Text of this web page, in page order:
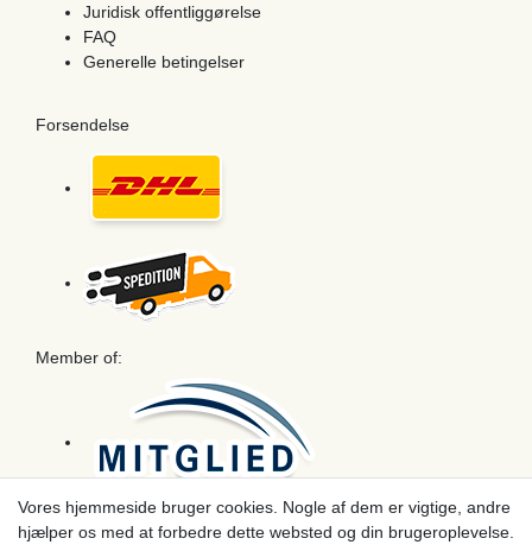
Juridisk offentliggørelse
FAQ
Generelle betingelser
Forsendelse
Member of:
Betaling
Vores hjemmeside bruger cookies. Nogle af dem er vigtige, andre
hjælper os med at forbedre dette websted og din brugeroplevelse.